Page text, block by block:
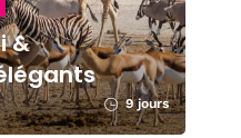
&
9 jours